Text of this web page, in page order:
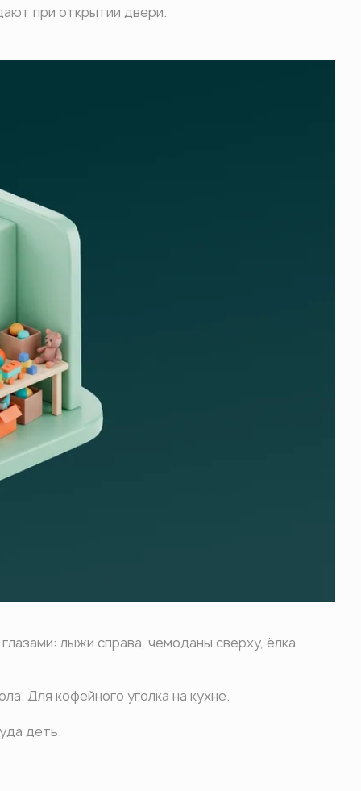
при открытии двери.
лыжи справа, чемоданы сверху, ёлка
Для кофейного уголка на кухне.
деть.